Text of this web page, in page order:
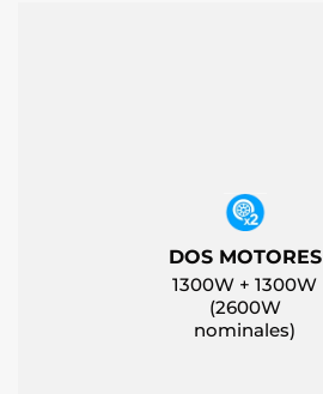
DOS MOTORES
1300W + 1300W
(2600W
nominales)